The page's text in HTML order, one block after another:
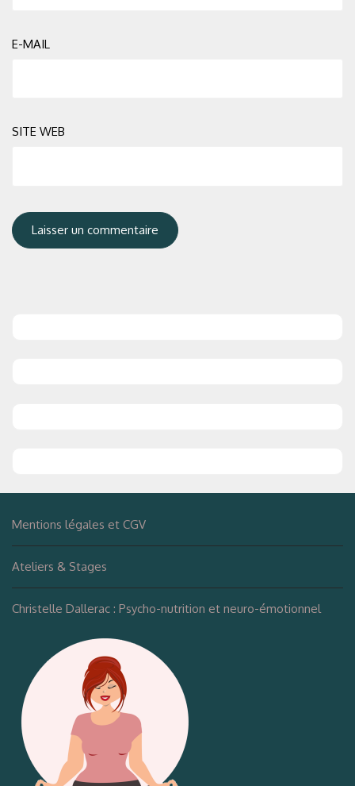
E-MAIL
SITE WEB
Mentions légales et CGV
Ateliers & Stages
Christelle Dallerac : Psycho-nutrition et neuro-émotionnel